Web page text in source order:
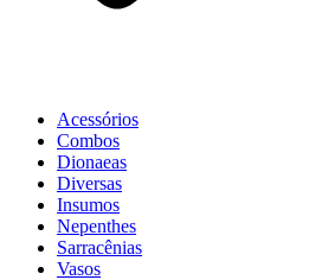
Acessórios
Combos
Dionaeas
Diversas
Insumos
Nepenthes
Sarracênias
Vasos